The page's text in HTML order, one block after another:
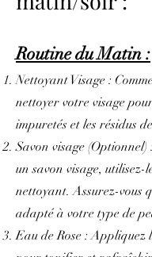
Routine du Matin :
Nettoyant Visage :
nettoyer votre visage
impuretés et les résidus
Savon visage (Optionnel)
un savon visage, utilisez-
nettoyant. Assurez-vous
adapté à votre type de
Eau de Rose : Appliquez